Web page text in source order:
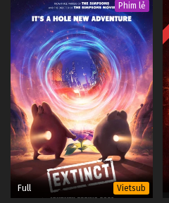
Phim lẻ
Full Vietsub